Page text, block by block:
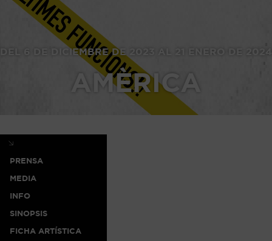
DEL 6 DE DICIEMBRE DE 2023 AL 21 ENERO DE 2024
AMÈRICA
PRENSA
MEDIA
INFO
SINOPSIS
FICHA ARTÍSTICA